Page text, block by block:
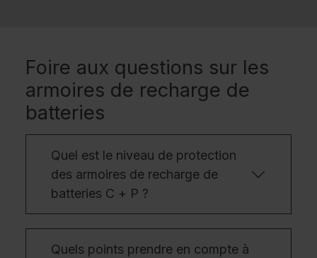
Foire aux questions sur les
armoires de recharge de
batteries
Quel est le niveau de protection
des armoires de recharge de
batteries C + P ?
Quels points prendre en compte à